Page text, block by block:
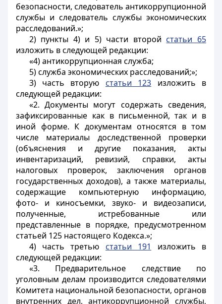
безопасности, следователь антикоррупционной
службы и следователь службы экономических
расследований.»;
2) пункты 4) и 5) части второй статьи 65
изложить в следующей редакции:
«4) антикоррупционная служба;
5) служба экономических расследований;»;
3) часть вторую статьи 123 изложить в
следующей редакции:
«2. Документы могут содержать сведения,
зафиксированные как в письменной, так и в
иной форме. К документам относятся в том
числе материалы доследственной проверки
(объяснения и другие показания, акты
инвентаризаций, ревизий, справки, акты
налоговых проверок, заключения органов
государственных доходов), а также материалы,
содержащие компьютерную информацию,
фото- и киносъемки, звуко- и видеозаписи,
полученные, истребованные или
представленные в порядке, предусмотренном
статьей 125 настоящего Кодекса.»;
4) часть третью статьи 191
изложить в
следующей редакции:
«3. Предварительное следствие по
уголовным делам производится следователями
Комитета национальной безопасности, органов
внутренних дел, антикоррупционной службы,